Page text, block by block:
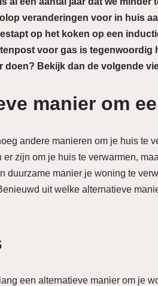
veranderingen voor in huis
op het koken op een
voor gas is tegenwoordig
doen? Bekijk dan de volgende
manier om
andere manieren om je huis te
er zijn om je huis te verwarmen,
duurzame manier je woning te
uit welke alternatieve
een alternatieve manier om je